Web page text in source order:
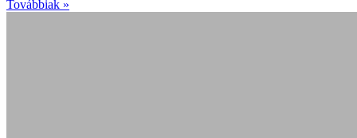
Továbbiak »